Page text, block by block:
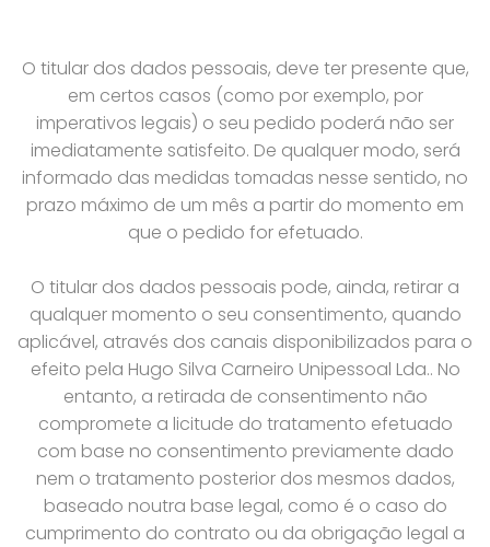
O titular dos dados pessoais, deve ter presente que,
em certos casos (como por exemplo, por
imperativos legais) o seu pedido poderá não ser
imediatamente satisfeito. De qualquer modo, será
informado das medidas tomadas nesse sentido, no
prazo máximo de um mês a partir do momento em
que o pedido for efetuado.
O titular dos dados pessoais pode, ainda, retirar a
qualquer momento o seu consentimento, quando
aplicável, através dos canais disponibilizados para o
efeito pela Hugo Silva Carneiro Unipessoal Lda.. No
entanto, a retirada de consentimento não
compromete a licitude do tratamento efetuado
com base no consentimento previamente dado
nem o tratamento posterior dos mesmos dados,
baseado noutra base legal, como é o caso do
cumprimento do contrato ou da obrigação legal a